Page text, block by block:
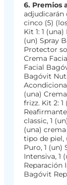
6. Premios
adjudicarán
cinco (5)
Kit 1: 1
(un) Spray
Protector
Crema
Facial
Bagóvit
(una)
frizz. Kit 2:
classic, 1
(una)
tipo de piel,
Puro, 1
Intensiva, 1
Reparación
Bagóvit